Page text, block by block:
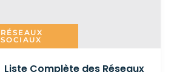
RÉSEAUX
SOCIAUX
Liste Complète des Réseaux